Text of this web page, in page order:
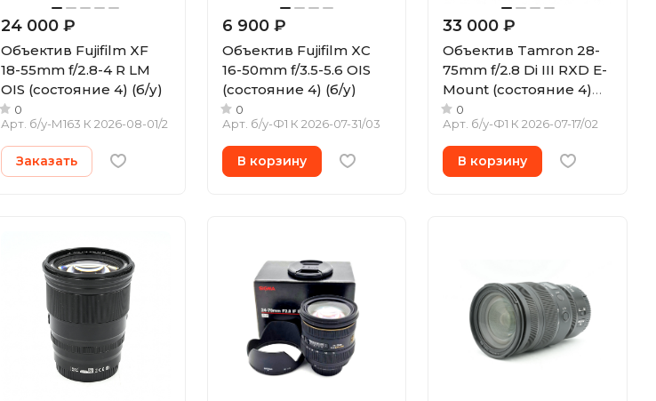
24 000 ₽
Объектив Fujifilm XF
18-55mm f/2.8-4 R LM
OIS (состояние 4) (б/у)
0
Арт. б/у-М163 К 2026-08-01/2
Заказать
6 900 ₽
Объектив Fujifilm XC
16-50mm f/3.5-5.6 OIS
(состояние 4) (б/у)
0
Арт. б/у-Ф1 К 2026-07-31/03
В корзину
33 000 ₽
Объектив Tamron 28-
75mm f/2.8 Di III RXD E-
Mount (состояние 4)
(б/у)
0
Арт. б/у-Ф1 К 2026-07-17/02
В корзину